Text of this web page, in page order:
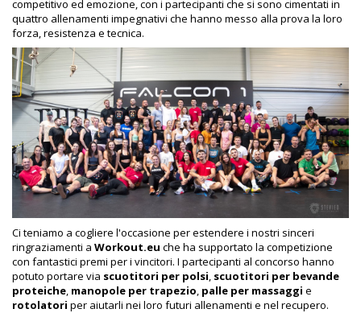
competitivo ed emozione, con i partecipanti che si sono cimentati in
quattro allenamenti impegnativi che hanno messo alla prova la loro
forza, resistenza e tecnica.
Ci teniamo a cogliere l'occasione per estendere i nostri sinceri
ringraziamenti a Workout.eu che ha supportato la competizione
con fantastici premi per i vincitori. I partecipanti al concorso hanno
potuto portare via scuotitori per polsi scuotitori per bevande
proteiche manopole per trapezio palle per massaggi e
rotolatori per aiutarli nei loro futuri allenamenti e nel recupero.